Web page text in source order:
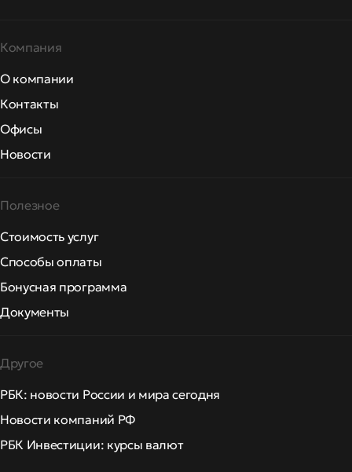
Компания
О компании
Контакты
Офисы
Новости
Полезное
Стоимость услуг
Способы оплаты
Бонусная программа
Документы
Другое
РБК: новости России и мира сегодня
Новости компаний РФ
РБК Инвестиции: курсы валют